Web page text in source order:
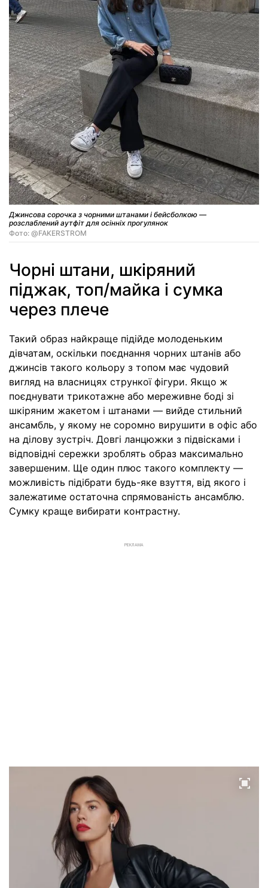
Джинсова сорочка з чорними штанами і бейсболкою —
розслаблений аутфіт для осінніх прогулянок
Фото: @FAKERSTROM
Чорні штани, шкіряний
піджак, топ/майка і сумка
через плече
Такий образ найкраще підійде молоденьким
дівчатам, оскільки поєднання чорних штанів або
джинсів такого кольору з топом має чудовий
вигляд на власницях стрункої фігури. Якщо ж
поєднувати трикотажне або мереживне боді зі
шкіряним жакетом і штанами — вийде стильний
ансамбль, у якому не соромно вирушити в офіс або
на ділову зустріч. Довгі ланцюжки з підвісками і
відповідні сережки зроблять образ максимально
завершеним. Ще один плюс такого комплекту —
можливість підібрати будь-яке взуття, від якого і
залежатиме остаточна спрямованість ансамблю.
Сумку краще вибирати контрастну.
РЕКЛАМА